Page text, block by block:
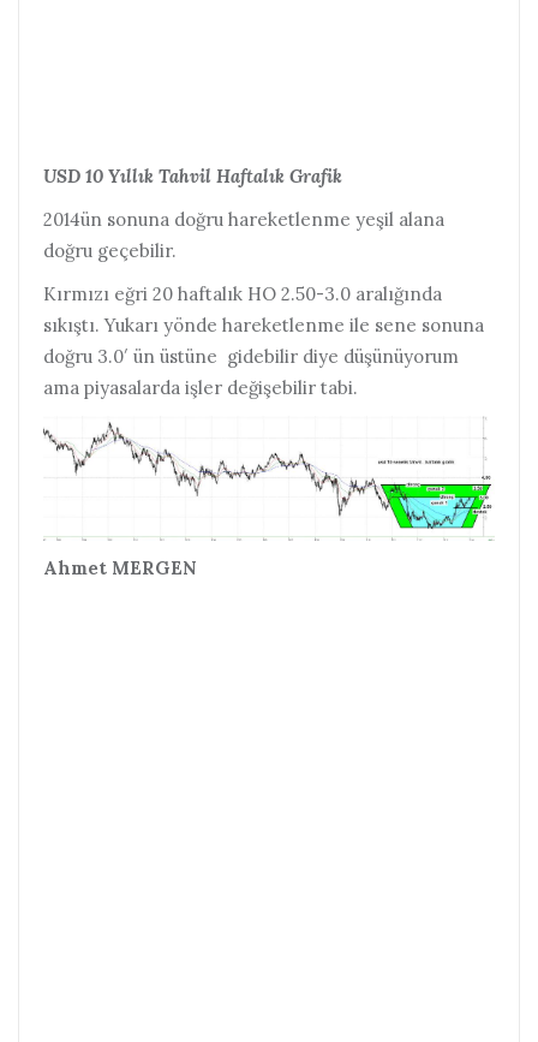
USD 10 Yıllık Tahvil Haftalık Grafik
2014ün sonuna doğru hareketlenme yeşil alana
doğru geçebilir.
Kırmızı eğri 20 haftalık HO 2.50-3.0 aralığında
sıkıştı. Yukarı yönde hareketlenme ile sene sonuna
doğru 3.0′ ün üstüne gidebilir diye düşünüyorum
ama piyasalarda işler değişebilir tabi.
Ahmet MERGEN